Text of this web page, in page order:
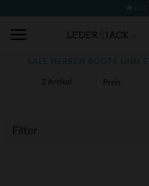
KOSTENLOSE LIEFERUNG
2 Artikel
SALE HERREN BOOTS UND
Filter